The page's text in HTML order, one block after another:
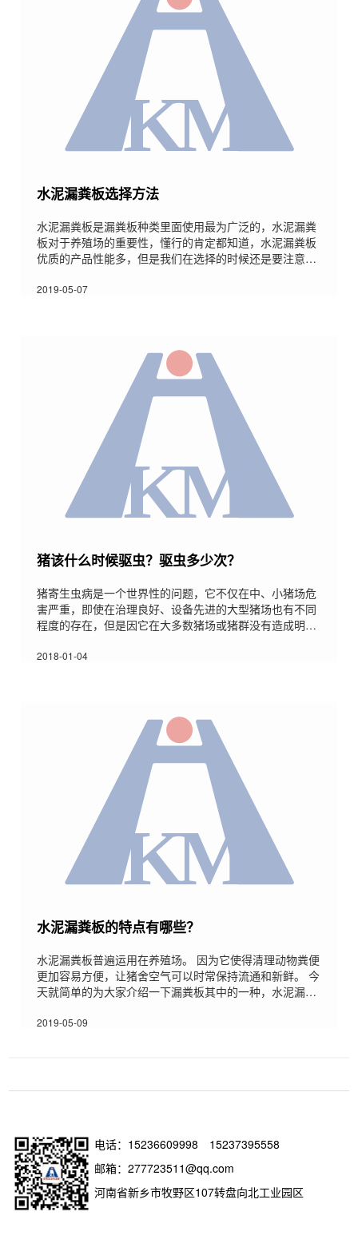
水泥漏粪板选择方法
水泥漏粪板是漏粪板种类里面使用最为广泛的，水泥漏粪
板对于养殖场的重要性，懂行的肯定都知道，水泥漏粪板
优质的产品性能多，但是我们在选择的时候还是要注意一
和大家分享一下，希望对大家有所帮助。 在选择水泥漏粪
和保育猪漏粪缝隙在1.6公分之间，这样既不
2019-05-07
猪该什么时候驱虫？驱虫多少次？
猪寄生虫病是一个世界性的问题，它不仅在中、小猪场危
害严重，即使在治理良好、设备先进的大型猪场也有不同
程度的存在，但是因它在大多数猪场或猪群没有造成明显
会导致猪体重下降、饲料转化率低等问题，这种间接损失
生虫的防疫工作。不同年龄、不同种类的猪驱虫的时间要
2018-01-04
水泥漏粪板的特点有哪些？
水泥漏粪板普遍运用在养殖场。 因为它使得清理动物粪便
更加容易方便，让猪舍空气可以时常保持流通和新鲜。 今
天就简单的为大家介绍一下漏粪板其中的一种，水泥漏粪
轻，耐腐蚀，温差小，高承重，易冲刷，安装运输搬运方
下比木条，竹条，铸铁（易碎）材料耐用
2019-05-09
电话： 15236609998
15237395558
邮箱：277723511@qq.com
河南省新乡市牧野区107转盘向北工业园区